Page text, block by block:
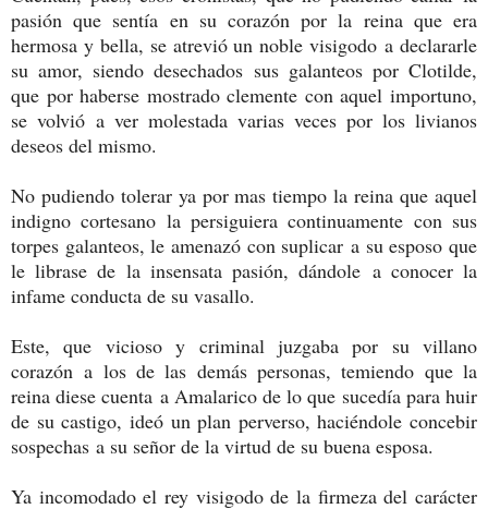
pasión que sentía en su corazón por la reina que era
hermosa y bella, se atrevió un noble visigodo a declararle
su amor, siendo desechados sus galanteos por Clotilde,
que por haberse mostrado clemente con aquel importuno,
se volvió a ver molestada varias veces por los livianos
deseos del mismo.
No pudiendo tolerar ya por mas tiempo la reina que aquel
indigno cortesano la persiguiera continuamente con sus
torpes galanteos, le amenazó con suplicar a su esposo que
le librase de la insensata pasión, dándole a conocer la
infame conducta de su vasallo.
Este, que vicioso y criminal juzgaba por su villano
corazón a los de las demás personas, temiendo que la
reina diese cuenta a Amalarico de lo que sucedía para huir
de su castigo, ideó un plan perverso, haciéndole concebir
sospechas a su señor de la virtud de su buena esposa.
Ya incomodado el rey visigodo de la firmeza del carácter